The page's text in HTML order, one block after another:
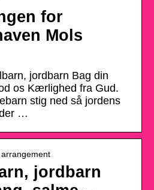
for
Mols
jordbarn Bag din
os Kærlighed fra Gud.
stig ned så jordens
…
arrangement
jordbarn